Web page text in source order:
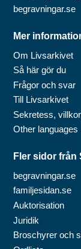
begravningar.se
Mer
Om Livsarkivet
Så här gör du
Frågor och svar
Till Livsarkivet
Sekretess,
Other languages
Fler sidor från
begravningar.se
familjesidan.se
Auktorisation
Juridik
Broschyrer och